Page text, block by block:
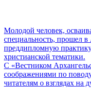
Молодой человек,
специальность, прошел
преддипломную
христианской тематики.
С «Вестником
соображениями по
читателям о взглядах на